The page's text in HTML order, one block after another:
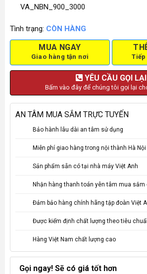
VA_NBN_900_3000
Tình trạng: CÒN HÀNG
MUA NGAY
Giao hàng tận nơi
YÊU CẦU GỌI LẠI
Bấm vào đây để chúng tôi gọi lại
AN TÂM MUA SẮM TRỰC TUYẾN
Bảo hành lâu dài an tâm sử dụng
Miễn phí giao hàng trong nội thành Hà Nội
Sản phẩm sẵn có tại nhà máy Việt Anh
Nhận hàng thanh toán yên tâm mua sắm
Đảm bảo hàng chính hãng tập đoàn Việt
Được kiểm định chất lượng theo tiêu
Hàng Việt Nam chất lượng cao
Gọi ngay! Sẽ có giá tốt hơn